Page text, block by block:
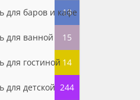
для баров и кафе
13
для ванной 15
для гостиной 14
для детской 244